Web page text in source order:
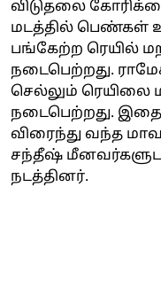
விடுதலை
மடத்தில் பெண்கள்
பங்கேற்ற ரெயில்
நடைபெற்றது.
செல்லும் ரெயிலை
நடைபெற்றது.
விரைந்து வந்த
சந்தீஷ்
நடத்தினர்.